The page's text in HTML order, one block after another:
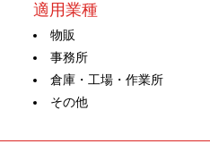
適用業種
物販
事務所
倉庫・工場・作業所
その他